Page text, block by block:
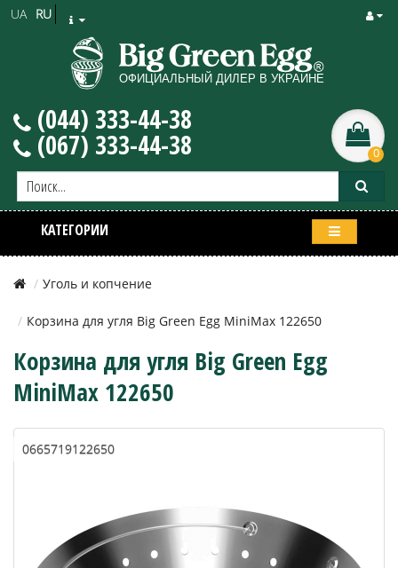
RU
UA
(044) 333-44-38
(067) 333-44-38 0
КАТЕГОРИИ
Уголь и копчение
Корзина для угля Big Green Egg MiniMax 122650
Корзина для угля Big Green Egg
MiniMax 122650
0665719122650